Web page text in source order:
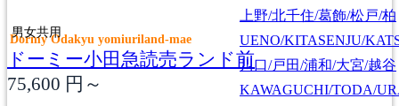
上野/北千住/葛飾/松戸/柏
UENO/KITASENJU/
川口/戸田/浦和/大宮/越谷
KAWAGUCHI/TODA/
男女共用
Dormy Odakyu yomiuriland-mae
ドーミー小田急読売ランド前
75,600 円～